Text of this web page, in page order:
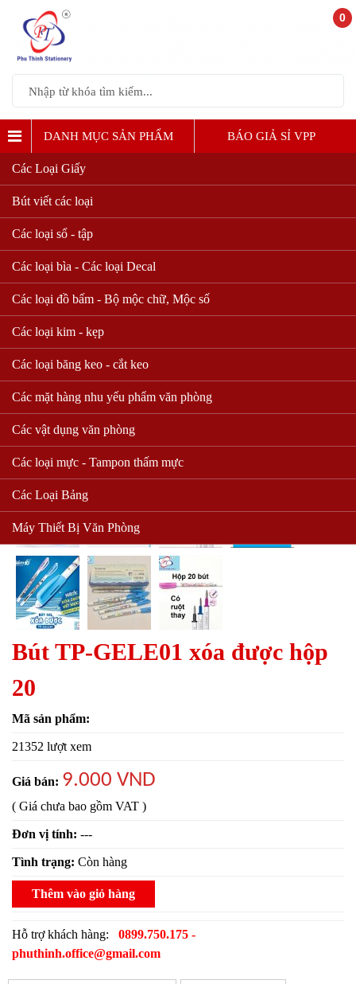
DANH MỤC SẢN PHẨM BÁO GIẢ SỈ VPP
Các Loại Giấy
Bút viết các loại
Các loại sổ - tập
Các loại bìa - Các loại Decal
Các loại đồ bấm - Bộ mộc chữ, Mộc số
Các loại kim - kẹp
Các loại băng keo - cắt keo
Các mặt hàng nhu yếu phẩm văn phòng
Các vật dụng văn phòng
Các loại mực - Tampon thấm mực
Các Loại Bảng
Máy Thiết Bị Văn Phòng
Bút TP-GELE01 xóa được hộp
20
Mã sản phẩm:
21352 lượt xem
Giá bán: 9.000 VND
( Giá chưa bao gồm VAT )
Đơn vị tính: ---
Tình trạng: Còn hàng
Thêm vào giỏ hàng
Hỗ trợ khách hàng: 0899.750.175 -
phuthinh.office@gmail.com
0